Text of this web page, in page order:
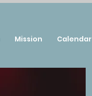
Mission Calendar